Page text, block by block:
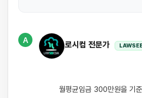
A
로시컴 전문가